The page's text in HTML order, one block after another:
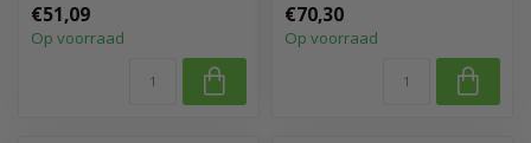
€51,09
Op voorraad
€70,30
Op voorraad